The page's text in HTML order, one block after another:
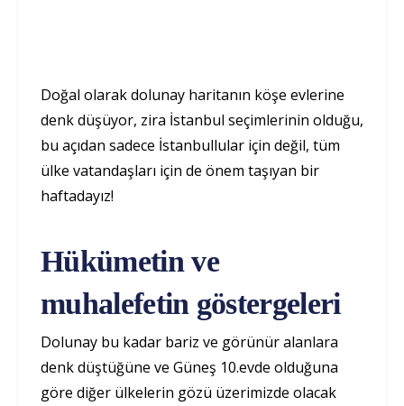
Doğal olarak dolunay haritanın köşe evlerine
denk düşüyor, zira İstanbul seçimlerinin olduğu,
bu açıdan sadece İstanbullular için değil, tüm
ülke vatandaşları için de önem taşıyan bir
haftadayız!
Hükümetin ve
muhalefetin göstergeleri
Dolunay bu kadar bariz ve görünür alanlara
denk düştüğüne ve Güneş 10.evde olduğuna
göre diğer ülkelerin gözü üzerimizde olacak